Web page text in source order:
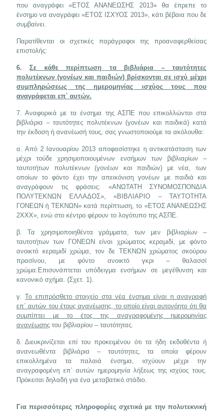
που αναγράφει «ΕΤΟΣ ΑΝΑΝΕΩΣΗΣ 2013» θα έπρεπε το
ένσημο να αναγράφει «ΕΤΟΣ ΙΣΧΥΟΣ 2013», κάτι βέβαια που δε
συμβαίνει.
Παρατίθενται οι σχετικές παράγραφοι της προαναφερθείσας
επιστολής:
6.Σε κάθε περίπτωση τα βιβλιάρια – ταυτότητες
πολυτέκνων (γονέων και παιδιών) βρίσκονται σε ισχύ μέχρι
συμπληρώσεως της ημερομηνίας ισχύος τους που
αναγράφεται επ΄ αυτών.
7. Αναφορικά με τα ένσημα της ΑΣΠΕ που επικολλώνται στα
βιβλιάρια – ταυτότητες πολυτέκνων (γονέων και παιδικά) κατά
την έκδοση ή ανανέωσή τους, σας γνωστοποιούμε τα ακόλουθα:
α. Από 2 Ιανουαρίου 2013 αποφασίστηκε η αντικατάσταση των
μέχρι τούδε χρησιμοποιουμένων ενσήμων των βιβλιαρίων –
ταυτοτήτων πολυτέκνων (γονέων και παιδιών) με νέα, των
οποίων το φόντο έχει την απεικόνιση γονέων με παιδιά και
αναγράφουν τις φράσεις: «ΑΝΩΤΑΤΗ ΣΥΝΟΜΟΣΠΟΝΔΙΑ
ΠΟΛΥΤΕΚΝΩΝ ΕΛΛΑΔΟΣ», «ΒΙΒΛΙΑΡΙΟ – ΤΑΥΤΟΤΗΤΑ
ΓΟΝΕΩΝ ή ΤΕΚΝΩΝ» κατά περίπτωση, το «ΕΤΟΣ ΑΝΑΝΕΩΣΗΣ
2ΧΧΧ», ενώ στο κέντρο φέρουν το λογότυπο της ΑΣΠΕ.
β. Τα χρησιμοποιηθέντα γράμματα, των μεν βιβλιαρίων –
ταυτοτήτων των ΓΟΝΕΩΝ είναι χρώματος κεραμιδί, με φόντο
ανοικτό κεραμιδί χρώμα, τον δε ΤΕΚΝΩΝ χρώματος σκούρου
πρασίνου, με φόντο ανοικτό γκρι – θαλασσί
χρώμα.Επισυνάπτεται υπόδειγμα ενσήμων σε μεγέθυνση και
κανονικό σχήμα. (Σχετ. 1).
γ.Το επιπρόσθετο στοιχείο στα νέα ένσημα είναι η αναγραφή
επ΄ αυτών του έτους ανανέωσης, το οποίο είναι αυτονόητο ότι θα
συμπίπτει με το έτος της αναγραφομένης ημερομηνίας
ανανέωσης του βιβλιαρίου – ταυτότητας.
δ. Διευκρινίζεται επί του προκειμένου ότι τα ήδη εκδοθέντα ή
ανανεωθέντα βιβλιάρια – ταυτότητες, τα οποία φέρουν
επικολλημένα τα παλαιά ένσημα, ισχύουν μέχρι την
αναγραφομένη επ΄ αυτών ημερομηνία λήξεως της ισχύος τους.
Πρόκειται δηλαδή για ένα μεταβατικό στάδιο.
Για περισσότερες πληροφορίες σχετικά με την πολυτεκνική